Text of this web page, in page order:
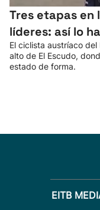
Tres etapas en
líderes: así lo
El ciclista austríaco
alto de El Escudo,
estado de forma.
EITB